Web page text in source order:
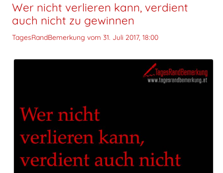
Wer nicht verlieren kann, verdient
auch nicht zu gewinnen
TagesRandBemerkung vom 31. Juli 2017, 18:00